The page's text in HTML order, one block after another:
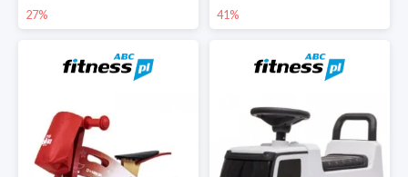
27% 41%